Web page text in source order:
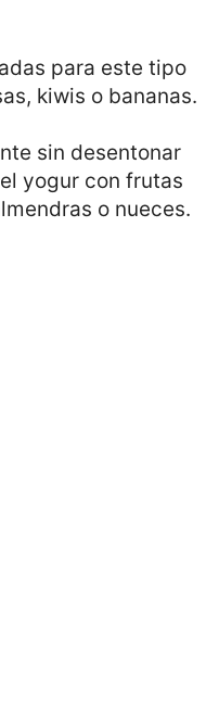
para este tipo
kiwis o bananas.
sin desentonar
yogur con frutas
o nueces.